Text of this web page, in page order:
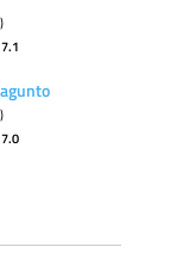
7.1
7.0